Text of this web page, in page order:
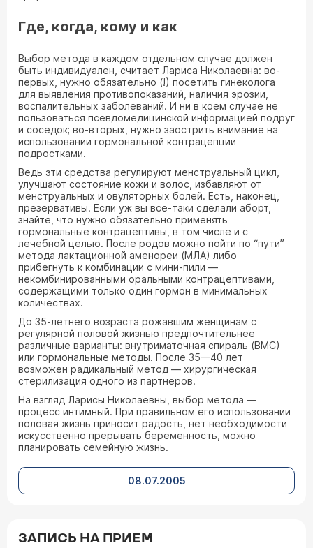
Где, когда, кому и как
Выбор метода в каждом отдельном случае должен
быть индивидуален, считает Лариса Николаевна: во-
первых, нужно обязательно (!) посетить гинеколога
для выявления противопоказаний, наличия эрозии,
воспалительных заболеваний. И ни в коем случае не
пользоваться псевдомедицинской информацией подруг
и соседок; во-вторых, нужно заострить внимание на
использовании гормональной контрацепции
подростками.
Ведь эти средства регулируют менструальный цикл,
улучшают состояние кожи и волос, избавляют от
менструальных и овуляторных болей. Есть, наконец,
презервативы. Если уж вы все-таки сделали аборт,
знайте, что нужно обязательно применять
гормональные контрацептивы, в том числе и с
лечебной целью. После родов можно пойти по “пути”
метода лактационной аменореи (МЛА) либо
прибегнуть к комбинации с мини-пили —
некомбинированными оральными контрацептивами,
содержащими только один гормон в минимальных
количествах.
До 35-летнего возраста рожавшим женщинам с
регулярной половой жизнью предпочтительнее
различные варианты: внутриматочная спираль (ВМС)
или гормональные методы. После 35—40 лет
возможен радикальный метод — хирургическая
стерилизация одного из партнеров.
На взгляд Ларисы Николаевны, выбор метода —
процесс интимный. При правильном его использовании
половая жизнь приносит радость, нет необходимости
искусственно прерывать беременность, можно
планировать семейную жизнь.
08.07.2005
ЗАПИСЬ НА ПРИЕМ